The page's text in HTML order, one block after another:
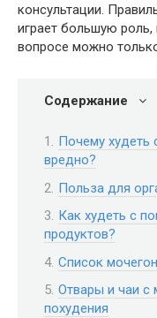
консультации.
играет большую роль,
вопросе можно
Содержание
Почему
вредно?
Польза для
Как худеть с
продуктов?
Список
Отвары и чаи
похудения